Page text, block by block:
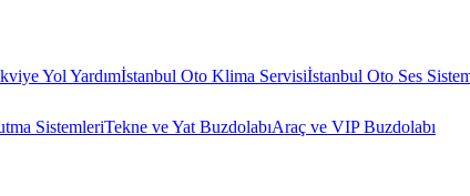
Yol Yardımİstanbul Oto Klima Servisiİstanbul Oto Ses
SistemleriTekne ve Yat BuzdolabıAraç ve VIP Buzdolabı